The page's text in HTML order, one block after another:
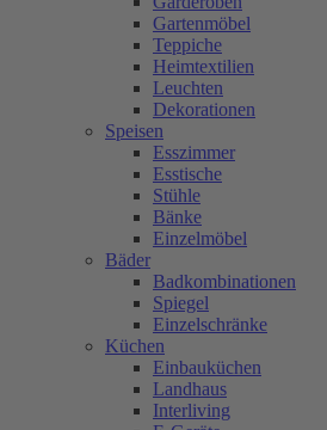
Gartenmöbel
Teppiche
Heimtextilien
Leuchten
Dekorationen
Speisen
Esszimmer
Esstische
Stühle
Bänke
Einzelmöbel
Bäder
Badkombinationen
Spiegel
Einzelschränke
Küchen
Einbauküchen
Landhaus
Interliving